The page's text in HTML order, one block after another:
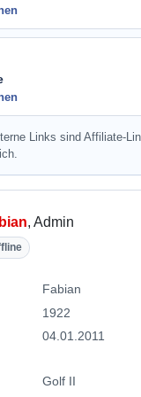
Links sind Affiliate-
, Admin
Fabian
1922
04.01.2011
Golf II